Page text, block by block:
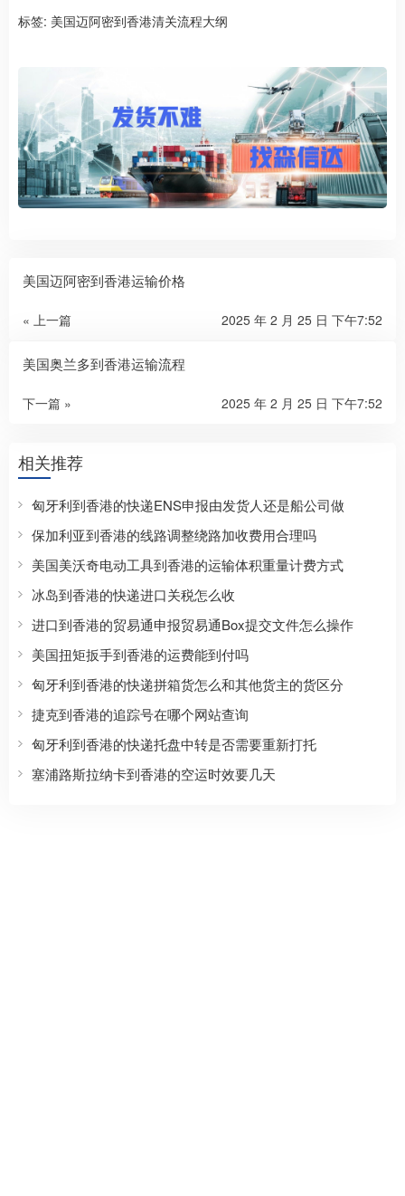
标签: 美国迈阿密到香港清关流程大纲
美国迈阿密到香港运输价格
« 上一篇 2025 年 2 月 25 日 下午7:52
美国奥兰多到香港运输流程
下一篇 » 2025 年 2 月 25 日 下午7:52
相关推荐
匈牙利到香港的快递ENS申报由发货人还是船公司做
保加利亚到香港的线路调整绕路加收费用合理吗
美国美沃奇电动工具到香港的运输体积重量计费方式
冰岛到香港的快递进口关税怎么收
进口到香港的贸易通申报贸易通Box提交文件怎么操作
美国扭矩扳手到香港的运费能到付吗
匈牙利到香港的快递拼箱货怎么和其他货主的货区分
捷克到香港的追踪号在哪个网站查询
匈牙利到香港的快递托盘中转是否需要重新打托
塞浦路斯拉纳卡到香港的空运时效要几天